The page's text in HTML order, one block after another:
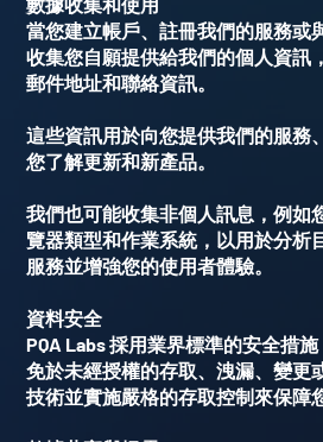
當您建立帳戶、註冊我們的服務或
收集您自願提供給我們的個人資訊
郵件地址和聯絡資訊。
這些資訊用於向您提供我們的服務
您了解更新和新產品。
我們也可能收集非個人訊息，例如
覽器類型和作業系統，以用於分析
服務並增強您的使用者體驗。
資料安全
PQA Labs 採用業界標準的安全措
免於未經授權的存取、洩漏、變更
技術並實施嚴格的存取控制來保障